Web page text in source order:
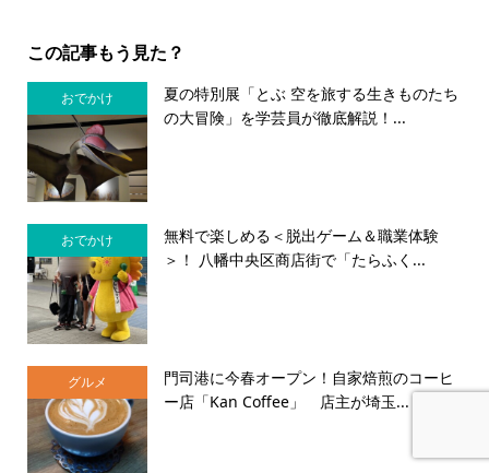
この記事もう見た？
おでかけ
夏の特別展「とぶ 空を旅する生きものたち
の大冒険」を学芸員が徹底解説！...
おでかけ
無料で楽しめる＜脱出ゲーム＆職業体験
＞！ 八幡中央区商店街で「たらふく...
グルメ
門司港に今春オープン！自家焙煎のコーヒ
ー店「Kan Coffee」 店主が埼玉...